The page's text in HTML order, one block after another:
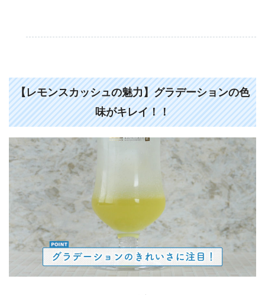
【レモンスカッシュの魅力】グラデーションの色
味がキレイ！！